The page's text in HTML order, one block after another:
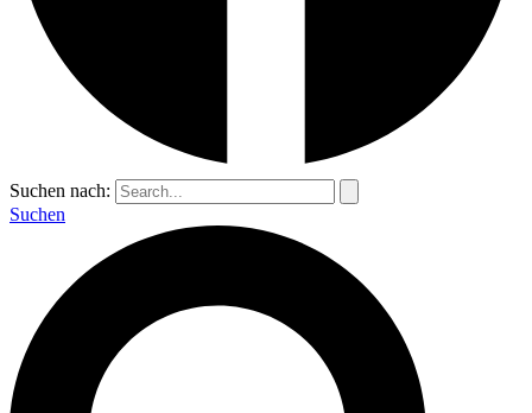
Suchen nach:
Suchen